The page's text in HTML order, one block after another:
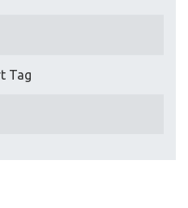
Tag